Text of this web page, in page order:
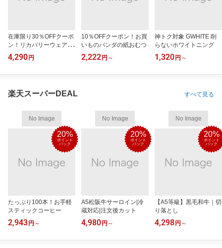
在庫限り30％OFFクーポ
ン！リカバリーウェアRe
D
4,290 円
10％OFFクーポン！お買
いものパンダの紙おむつ
2,222 円 ～
神トク対象 GWHITE 削
らないホワイトニング
1,320 円 ～
楽天スーパーDEAL すべて見る
No Image
20%
ポイント
バック
たっぷり100本！お手軽
スティックコーヒー
2,943 円 ～
No Image
20%
ポイント
バック
A5松阪牛サーロイン|冷
蔵対応|注文後カット
4,980 円 ～
No Image
20%
ポイント
バック
【A5等級】黒毛和牛｜切
り落とし
4,298 円 ～